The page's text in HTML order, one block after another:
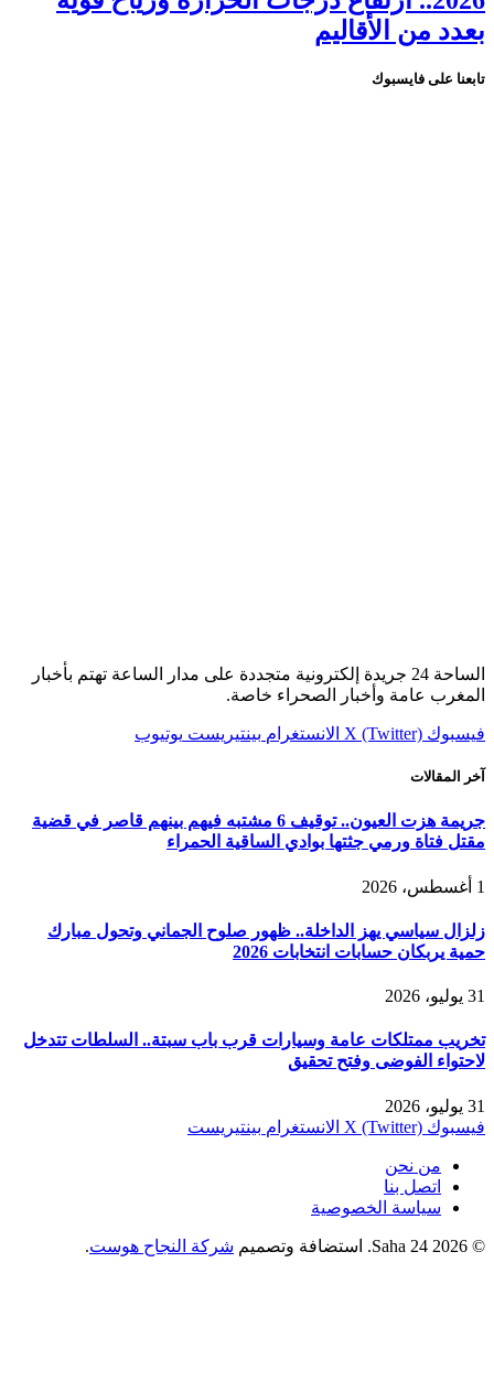
بعدد من الأقاليم
تابعنا على فايسبوك
الساحة 24 جريدة إلكترونية متجددة على مدار الساعة تهتم بأخبار
المغرب عامة وأخبار الصحراء خاصة.
فيسبوك X (Twitter) الانستغرام بينتيريست يوتيوب
آخر المقالات
جريمة هزت العيون.. توقيف 6 مشتبه فيهم بينهم قاصر في قضية
مقتل فتاة ورمي جثتها بوادي الساقية الحمراء
1 أغسطس، 2026
زلزال سياسي يهز الداخلة.. ظهور صلوح الجماني وتحول مبارك
حمية يربكان حسابات انتخابات 2026
31 يوليو، 2026
تخريب ممتلكات عامة وسيارات قرب باب سبتة.. السلطات تتدخل
لاحتواء الفوضى وفتح تحقيق
31 يوليو، 2026
فيسبوك X (Twitter) الانستغرام بينتيريست
من نحن
اتصل بنا
سياسة الخصوصية
© 2026 Saha 24. استضافة وتصميم شركة النجاح هوست.